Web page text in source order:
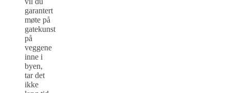
garantert
møte på
gatekunst
på
veggene
inne i
byen,
tar det
ikke